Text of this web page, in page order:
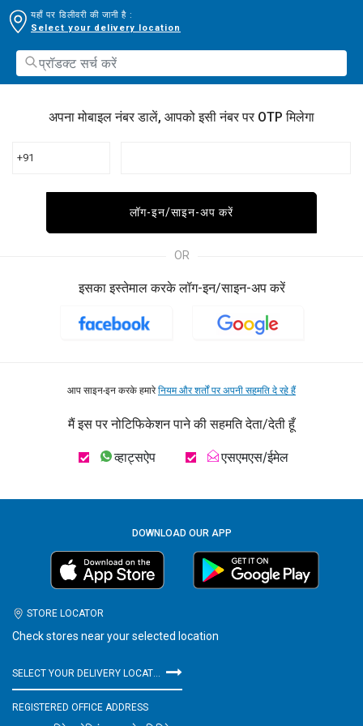
यहाँ पर डिलीवरी की जानी है :
Select your delivery location
अपना मोबाइल नंबर डालें, आपको इसी नंबर पर OTP मिलेगा
+91
लॉग-इन/साइन-अप करें
OR
इसका इस्तेमाल करके लॉग-इन/साइन-अप करें
आप साइन-इन करके हमारेनियम और शर्तों पर अपनी सहमति दे रहे हैं
मैं इस पर नोटिफिकेशन पाने की सहमति देता/देती हूँ
व्हाट्सऐप एसएमएस/ईमेल
DOWNLOAD OUR APP
STORE LOCATOR
Check stores near your selected location
SELECT YOUR DELIVERY LOCATION
REGISTERED OFFICE ADDRESS